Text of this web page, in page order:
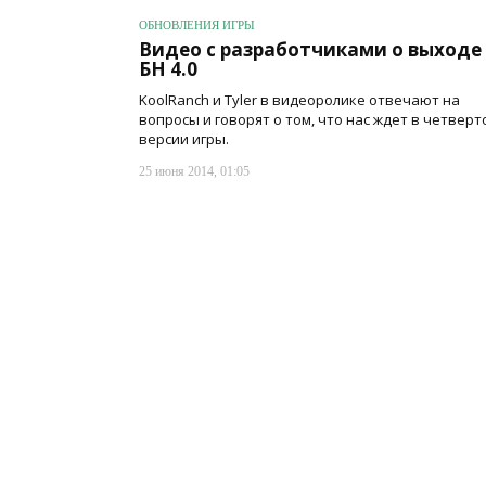
ОБНОВЛЕНИЯ ИГРЫ
Видео с разработчиками о выходе
БН 4.0
KoolRanch и Tyler в видеоролике отвечают на
вопросы и говорят о том, что нас ждет в
версии игры.
25 июня 2014, 01:05